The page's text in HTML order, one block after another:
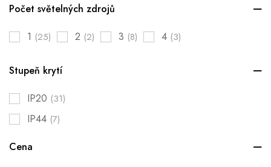
Počet světelných zdrojů
1 (25) 2 (2) 3 (8) 4 (3)
Stupeň krytí
IP20 (31)
IP44 (7)
Cena